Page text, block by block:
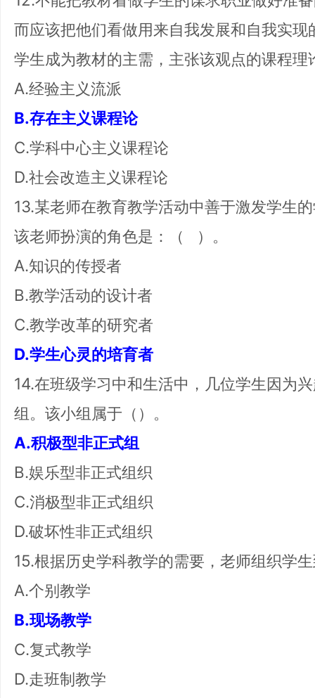
而应该把他们看做用来自我发展和自我实
学生成为教材的主需，主张该观点的课程
A.经验主义流派
B.存在主义课程论
C.学科中心主义课程论
D.社会改造主义课程论
13.某老师在教育教学活动中善于激发学生
该老师扮演的角色是：（ ）。
A.知识的传授者
B.教学活动的设计者
C.教学改革的研究者
D.学生心灵的培育者
14.在班级学习中和生活中，几位学生因为
组。该小组属于（）。
A.积极型非正式组
B.娱乐型非正式组织
C.消极型非正式组织
D.破坏性非正式组织
15.根据历史学科教学的需要，老师组织学
A.个别教学
B.现场教学
C.复式教学
D.走班制教学